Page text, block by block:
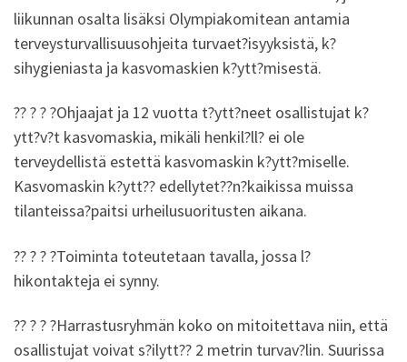
liikunnan osalta lisäksi Olympiakomitean antamia
terveysturvallisuusohjeita turvaet?isyyksistä, k?
sihygieniasta ja kasvomaskien k?ytt?misestä.
?? ? ? ?Ohjaajat ja 12 vuotta t?ytt?neet osallistujat k?
ytt?v?t kasvomaskia, mikäli henkil?ll? ei ole
terveydellistä estettä kasvomaskin k?ytt?miselle.
Kasvomaskin k?ytt?? edellytet??n?kaikissa muissa
tilanteissa?paitsi urheilusuoritusten aikana.
?? ? ? ?Toiminta toteutetaan tavalla, jossa l?
hikontakteja ei synny.
?? ? ? ?Harrastusryhmän koko on mitoitettava niin, että
osallistujat voivat s?ilytt?? 2 metrin turvav?lin. Suurissa